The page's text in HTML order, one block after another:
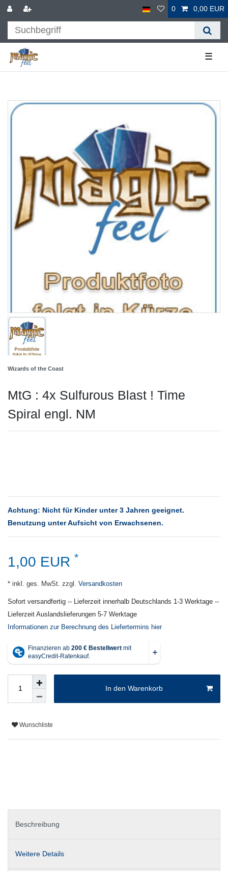
0 0,00 EUR
☰
Wizards of the Coast
MtG : 4x Sulfurous Blast ! Time
Spiral engl. NM
Achtung: Nicht für Kinder unter 3 Jahren geeignet.
Benutzung unter Aufsicht von Erwachsenen.
1,00 EUR *
* inkl. ges. MwSt. zzgl. Versandkosten
Sofort versandfertig -- Lieferzeit innerhalb Deutschlands 1-3 Werktage --
Lieferzeit Auslandslieferungen 5-7 Werktage
Informationen zur Berechnung des Liefertermins hier
In den Warenkorb
Wunschliste
Beschreibung
Weitere Details